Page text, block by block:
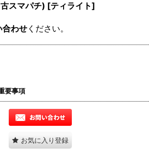
スマパチ) [ティライト]
合わせください。
要事項
お気に入り登録